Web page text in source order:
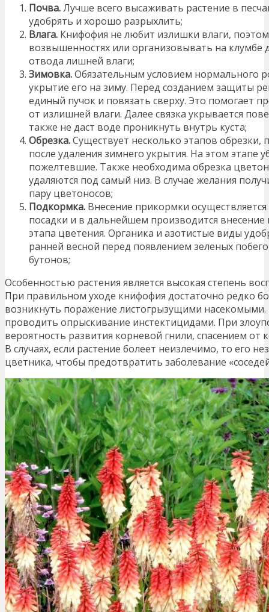
Почва.Лучше всего высаживать растение в
удобрять и хорошо разрыхлить;
Влага. Книфофия не любит излишки влаги,
возвышенностях или организовывать на клумбе
отвода лишней влаги;
Зимовка.Обязательным условием нормального
укрытие его на зиму. Перед созданием защиты
единый пучок и повязать сверху. Это помогает
от излишней влаги. Далее связка укрывается
также не даст воде проникнуть внутрь куста;
Обрезка.Существует несколько этапов обрезки,
после удаления зимнего укрытия. На этом этапе
пожелтевшие. Также необходима обрезка
удаляются под самый низ. В случае желания
пару цветоносов;
Подкормка. Внесение прикормки
посадки и в дальнейшем производится
этапа цветения. Органика и азотистые виды
ранней весной перед появлением зеленых
бутонов;
Особенностью растения является высокая степень
При правильном уходе книфофия достаточно редко
возникнуть поражение листогрызущими
проводить опрыскивание инстектицидами. При
вероятность развития корневой гнили, спасением от
В случаях, если растение болеет неизлечимо, то его
цветника, чтобы предотвратить заболевание